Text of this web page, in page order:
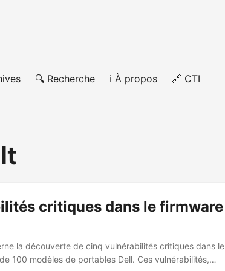
🔍 Recherche ℹ️ À propos 🔗 CTI
critiques dans le firmware
la découverte de cinq vulnérabilités critiques dans le
100 modèles de portables Dell. Ces vulnérabilités,